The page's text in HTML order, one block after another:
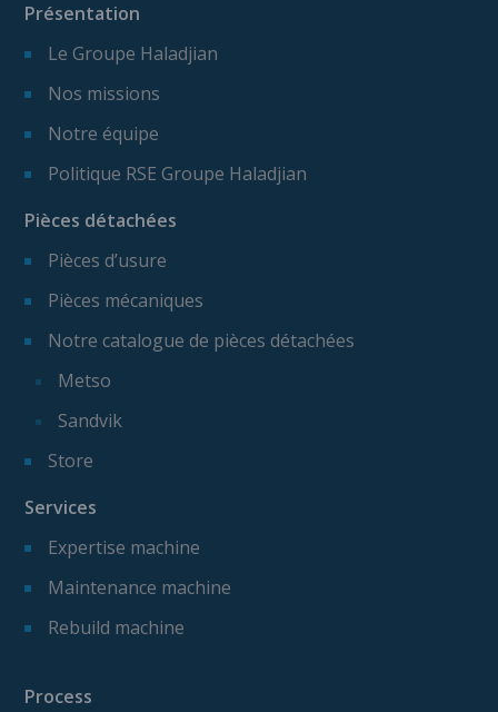
Présentation
Le Groupe Haladjian
Nos missions
Notre équipe
Politique RSE Groupe Haladjian
Pièces détachées
Pièces d’usure
Pièces mécaniques
Notre catalogue de pièces détachées
Metso
Sandvik
Store
Services
Expertise machine
Maintenance machine
Rebuild machine
Process